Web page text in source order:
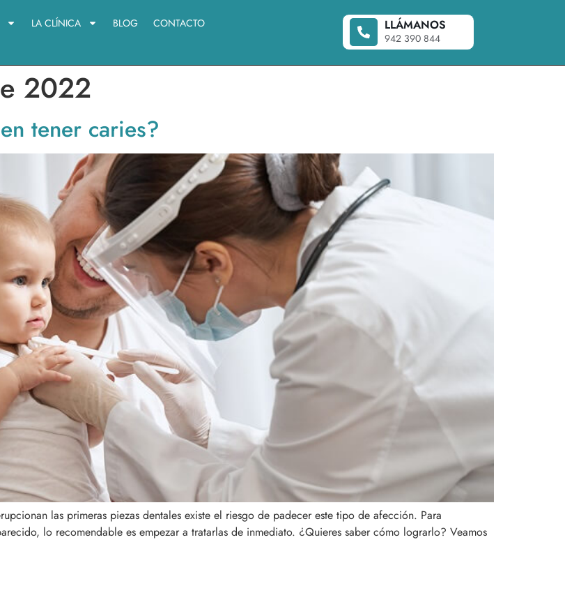
LA CLÍNICA BLOG CONTACTO LLÁMANOS
942 390 844
2022
tener caries?
las primeras piezas dentales existe el riesgo de padecer este tipo de afección. Para
lo recomendable es empezar a tratarlas de inmediato. ¿Quieres saber cómo lograrlo? Veamos